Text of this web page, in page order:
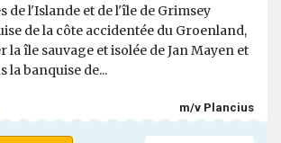
de l'Islande et de l'île de Grimsey
de la côte accidentée du Groenland,
la île sauvage et isolée de Jan Mayen et
la banquise de...
m/v Plancius